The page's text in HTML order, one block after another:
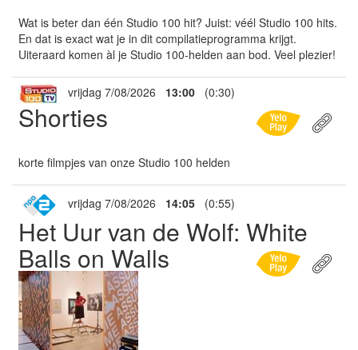
Wat is beter dan één Studio 100 hit? Juist: véél Studio 100 hits.
En dat is exact wat je in dit compilatieprogramma krijgt.
Uiteraard komen àl je Studio 100-helden aan bod. Veel plezier!
vrijdag 7/08/2026 13:00 (0:30)
Shorties
korte filmpjes van onze Studio 100 helden
vrijdag 7/08/2026 14:05 (0:55)
Het Uur van de Wolf: White
Balls on Walls